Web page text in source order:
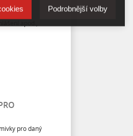
pro daný
Podrobnější volby